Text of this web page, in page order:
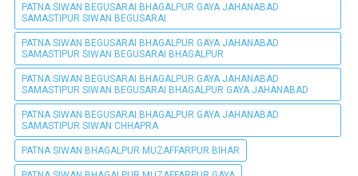
PATNA SIWAN BEGUSARAI BHAGALPUR GAYA JAHANABAD
SAMASTIPUR SIWAN BEGUSARAI
PATNA SIWAN BEGUSARAI BHAGALPUR GAYA JAHANABAD
SAMASTIPUR SIWAN BEGUSARAI BHAGALPUR
PATNA SIWAN BEGUSARAI BHAGALPUR GAYA JAHANABAD
SAMASTIPUR SIWAN BEGUSARAI BHAGALPUR GAYA JAHANABAD
PATNA SIWAN BEGUSARAI BHAGALPUR GAYA JAHANABAD
SAMASTIPUR SIWAN CHHAPRA
PATNA SIWAN BHAGALPUR MUZAFFARPUR BIHAR